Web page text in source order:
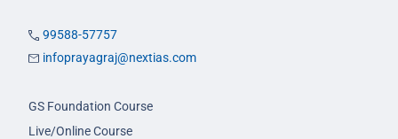
99588-57757
infoprayagraj@nextias.com
GS Foundation Course
Live/Online Course